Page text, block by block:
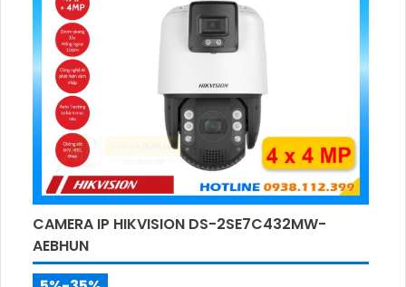
CAMERA IP HIKVISION DS-2SE7C432MW-
AEBHUN